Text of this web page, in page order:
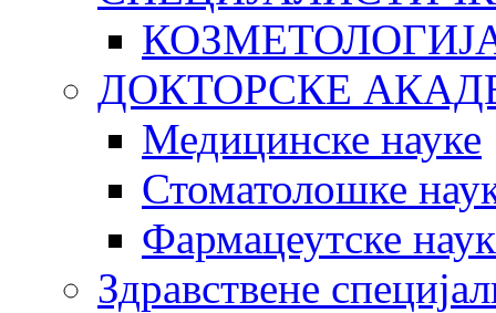
ДОКТОРСКЕ
Медицинске науке
Стоматолошке
Фармацеутске
Здравствене